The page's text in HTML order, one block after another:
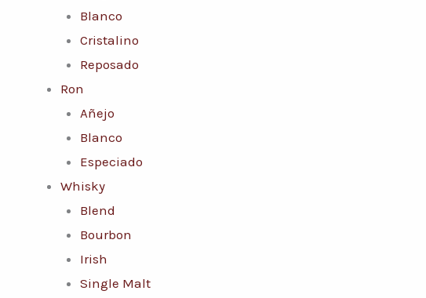
Blanco
Cristalino
Reposado
Ron
Añejo
Blanco
Especiado
Whisky
Blend
Bourbon
Irish
Single Malt